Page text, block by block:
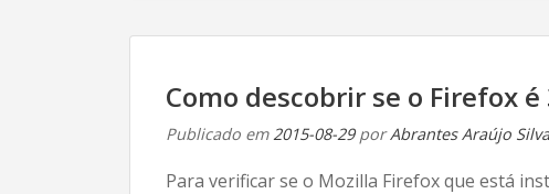
Como descobrir se o Firefox
Publicado em2015-08-29porAbrantes Araújo
Para verificar se o Mozilla Firefox que está